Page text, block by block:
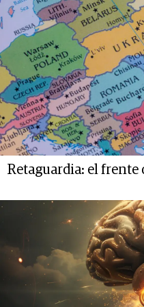
Retaguardia: el frente